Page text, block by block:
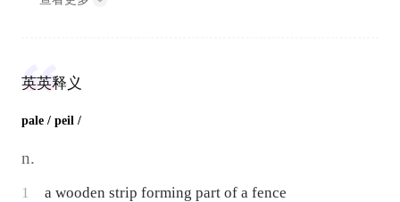
英英释义
pale / peil /
n.
1 a wooden strip forming part of a fence